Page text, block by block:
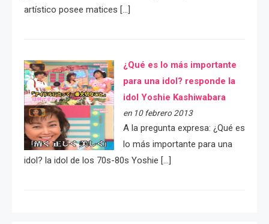
artístico posee matices […]
¿Qué es lo más importante
para una idol? responde la
idol Yoshie Kashiwabara
en 10 febrero 2013
A la pregunta expresa: ¿Qué es
lo más importante para una
idol? la idol de los 70s-80s Yoshie […]